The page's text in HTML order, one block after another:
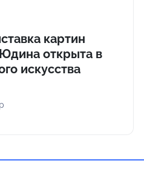
картин
открыта в
искусства